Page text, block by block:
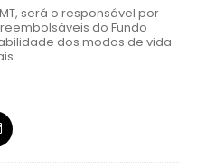
será o responsável por
do Fundo
dos modos de vida